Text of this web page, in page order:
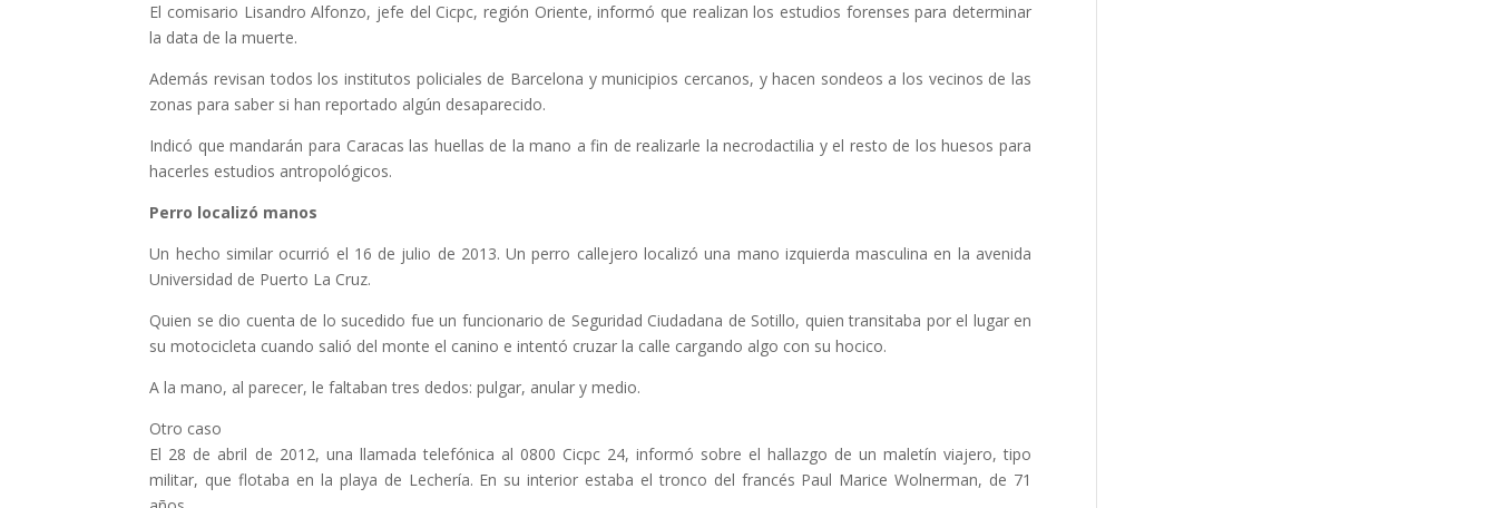
El comisario Lisandro Alfonzo, jefe del Cicpc, región Oriente, informó que realizan los estudios forenses para determinar
la data de la muerte.
Además revisan todos los institutos policiales de Barcelona y municipios cercanos, y hacen sondeos a los vecinos de las
zonas para saber si han reportado algún desaparecido.
Indicó que mandarán para Caracas las huellas de la mano a fin de realizarle la necrodactilia y el resto de los huesos para
hacerles estudios antropológicos.
Perro localizó manos
Un hecho similar ocurrió el 16 de julio de 2013. Un perro callejero localizó una mano izquierda masculina en la avenida
Universidad de Puerto La Cruz.
Quien se dio cuenta de lo sucedido fue un funcionario de Seguridad Ciudadana de Sotillo, quien transitaba por el lugar en
su motocicleta cuando salió del monte el canino e intentó cruzar la calle cargando algo con su hocico.
A la mano, al parecer, le faltaban tres dedos: pulgar, anular y medio.
Otro caso
El 28 de abril de 2012, una llamada telefónica al 0800 Cicpc 24, informó sobre el hallazgo de un maletín viajero, tipo
militar, que flotaba en la playa de Lechería. En su interior estaba el tronco del francés Paul Marice Wolnerman, de 71